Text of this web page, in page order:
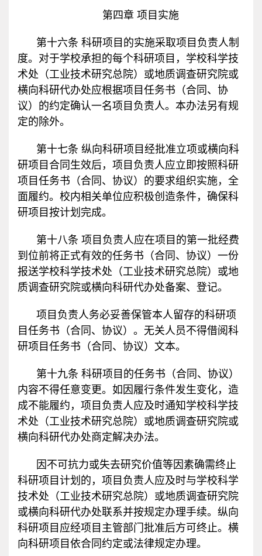
第四章 项目实施
第十六条 科研项目的实施采取项目负责人制
度。对于学校承担的每个科研项目，学校科学技
术处（工业技术研究总院）或地质调查研究院或
横向科研代办处应根据项目任务书（合同、协
议）的约定确认一名项目负责人。本办法另有规
定的除外。
第十七条 纵向科研项目经批准立项或横向科
研项目合同生效后，项目负责人应立即按照科研
项目任务书（合同、协议）的要求组织实施，全
面履约。校内相关单位应积极创造条件，确保科
研项目按计划完成。
第十八条 项目负责人应在项目的第一批经费
到位前将正式有效的任务书（合同、协议）一份
报送学校科学技术处（工业技术研究总院）或地
质调查研究院或横向科研代办处备案、登记。
项目负责人务必妥善保管本人留存的科研项
目任务书（合同、协议）。无关人员不得借阅科
研项目任务书（合同、协议）文本。
第十九条 科研项目的任务书（合同、协议）
内容不得任意变更。如因履行条件发生变化，造
成不能履约，项目负责人应及时通知学校科学技
术处（工业技术研究总院）或地质调查研究院或
横向科研代办处商定解决办法。
因不可抗力或失去研究价值等因素确需终止
科研项目计划的，项目负责人应及时与学校科学
技术处（工业技术研究总院）或地质调查研究院
或横向科研代办处联系并按规定办理手续。纵向
科研项目应经项目主管部门批准后方可终止。横
向科研项目依合同约定或法律规定办理。